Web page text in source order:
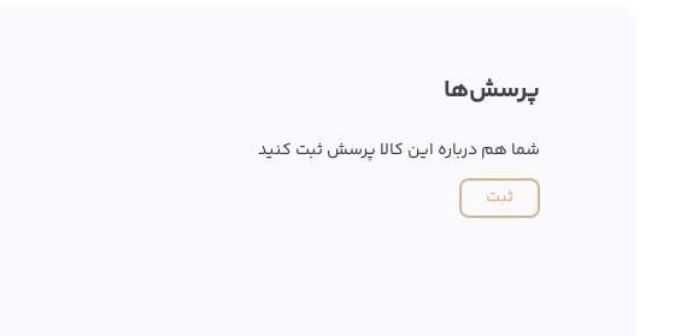
پرسش‌ها
شما هم درباره این کالا پرسش ثبت کنید
ثبت